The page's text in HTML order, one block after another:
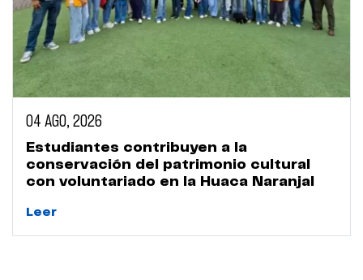
04 AGO, 2026
Estudiantes contribuyen a la
conservación del patrimonio cultural
con voluntariado en la Huaca Naranjal
Leer